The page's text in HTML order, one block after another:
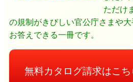
ただけ
の規制がきびしい官公庁さまや
お答えできる一冊です。
無料カタログ請求はこち